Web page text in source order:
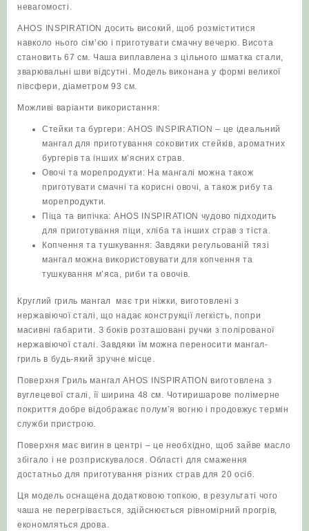
невагомості.
AHOS INSPIRATION досить високий, щоб розміститися
навколо нього сім’єю і приготувати смачну вечерю. Висота
становить 67 см. Чаша виплавлена з цільного шматка стали,
зварювальні шви відсутні. Модель виконана у формі великої
півсфери, діаметром 93 см.
Можливі варіанти використання:
Стейки та бургери: AHOS INSPIRATION – це ідеальний
мангал для приготування соковитих стейків, ароматних
бургерів та інших м’ясних страв.
Овочі та морепродукти: На мангалі можна також
приготувати смачні та корисні овочі, а також рибу та
морепродукти.
Піца та випічка: AHOS INSPIRATION чудово підходить
для приготування піци, хліба та інших страв з тіста.
Копчення та тушкування: Завдяки регульованій тязі
мангал можна використовувати для копчення та
тушкування м’яса, риби та овочів.
Круглий гриль мангал має три ніжки, виготовлені з
нержавіючої сталі , що надає конструкції легкість, попри
масивні габарити. З боків розташовані ручки з полірованої
нержавіючої сталі. Завдяки їм можна переносити мангал-
гриль в будь-який зручне місце.
Поверхня Гриль мангал AHOS INSPIRATION виготовлена ​​з
вуглецевої сталі , її ширина 48 см. Чотиришарове полімерне
покриття добре відображає полум’я вогню і продовжує термін
служби пристрою.
Поверхня має вигин в центрі – це необхідно, щоб зайве масло
збігало і не розприскувалося. Області для смаження
достатньо для приготування різних страв для 20 осіб.
Ця модель оснащена додатковою топкою, в результаті чого
чаша не перегрівається, здійснюється рівномірний прогрів,
економляться дрова.